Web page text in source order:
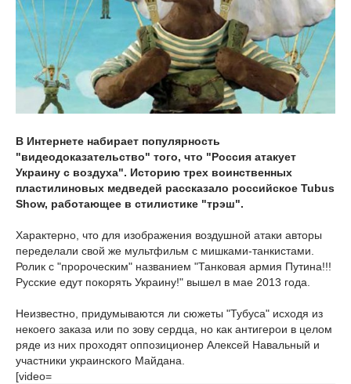
В Интернете набирает популярность
"видеодоказательство" того, что "Россия атакует
Украину с воздуха". Историю трех воинственных
пластилиновых медведей рассказало российское Tubus
Show, работающее в стилистике "трэш".
Характерно, что для изображения воздушной атаки авторы
переделали свой же мультфильм с мишками-танкистами.
Ролик с "пророческим" названием "Танковая армия Путина!!!
Русские едут покорять Украину!" вышел в мае 2013 года.
Неизвестно, придумываются ли сюжеты "Тубуса" исходя из
некоего заказа или по зову сердца, но как антигерои в целом
ряде из них проходят оппозиционер Алексей Навальный и
участники украинского Майдана.
[video=